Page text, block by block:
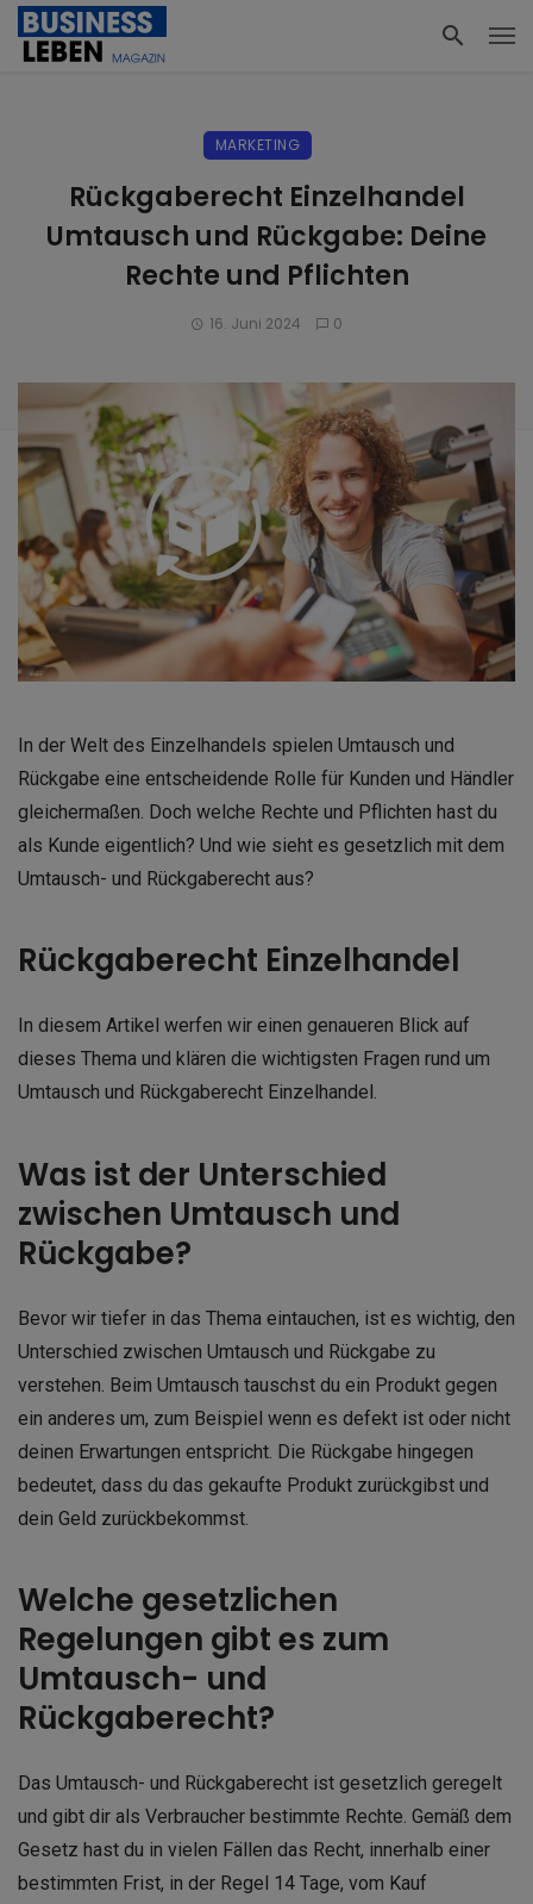
MARKETING
Rückgaberecht Einzelhandel
Umtausch und Rückgabe: Deine
Rechte und Pflichten
16. Juni 2024 0
In der Welt des Einzelhandels spielen Umtausch und
Rückgabe eine entscheidende Rolle für Kunden und Händler
gleichermaßen. Doch welche Rechte und Pflichten hast du
als Kunde eigentlich? Und wie sieht es gesetzlich mit dem
Umtausch- und Rückgaberecht aus?
Rückgaberecht Einzelhandel
In diesem Artikel werfen wir einen genaueren Blick auf
dieses Thema und klären die wichtigsten Fragen rund um
Umtausch und Rückgaberecht Einzelhandel.
Was ist der Unterschied
zwischen Umtausch und
Rückgabe?
Bevor wir tiefer in das Thema eintauchen, ist es wichtig, den
Unterschied zwischen Umtausch und Rückgabe zu
verstehen. Beim Umtausch tauschst du ein Produkt gegen
ein anderes um, zum Beispiel wenn es defekt ist oder nicht
deinen Erwartungen entspricht. Die Rückgabe hingegen
bedeutet, dass du das gekaufte Produkt zurückgibst und
dein Geld zurückbekommst.
Welche gesetzlichen
Regelungen gibt es zum
Umtausch- und
Rückgaberecht?
Das Umtausch- und Rückgaberecht ist gesetzlich geregelt
und gibt dir als Verbraucher bestimmte Rechte. Gemäß dem
Gesetz hast du in vielen Fällen das Recht, innerhalb einer
bestimmten Frist, in der Regel 14 Tage, vom Kauf